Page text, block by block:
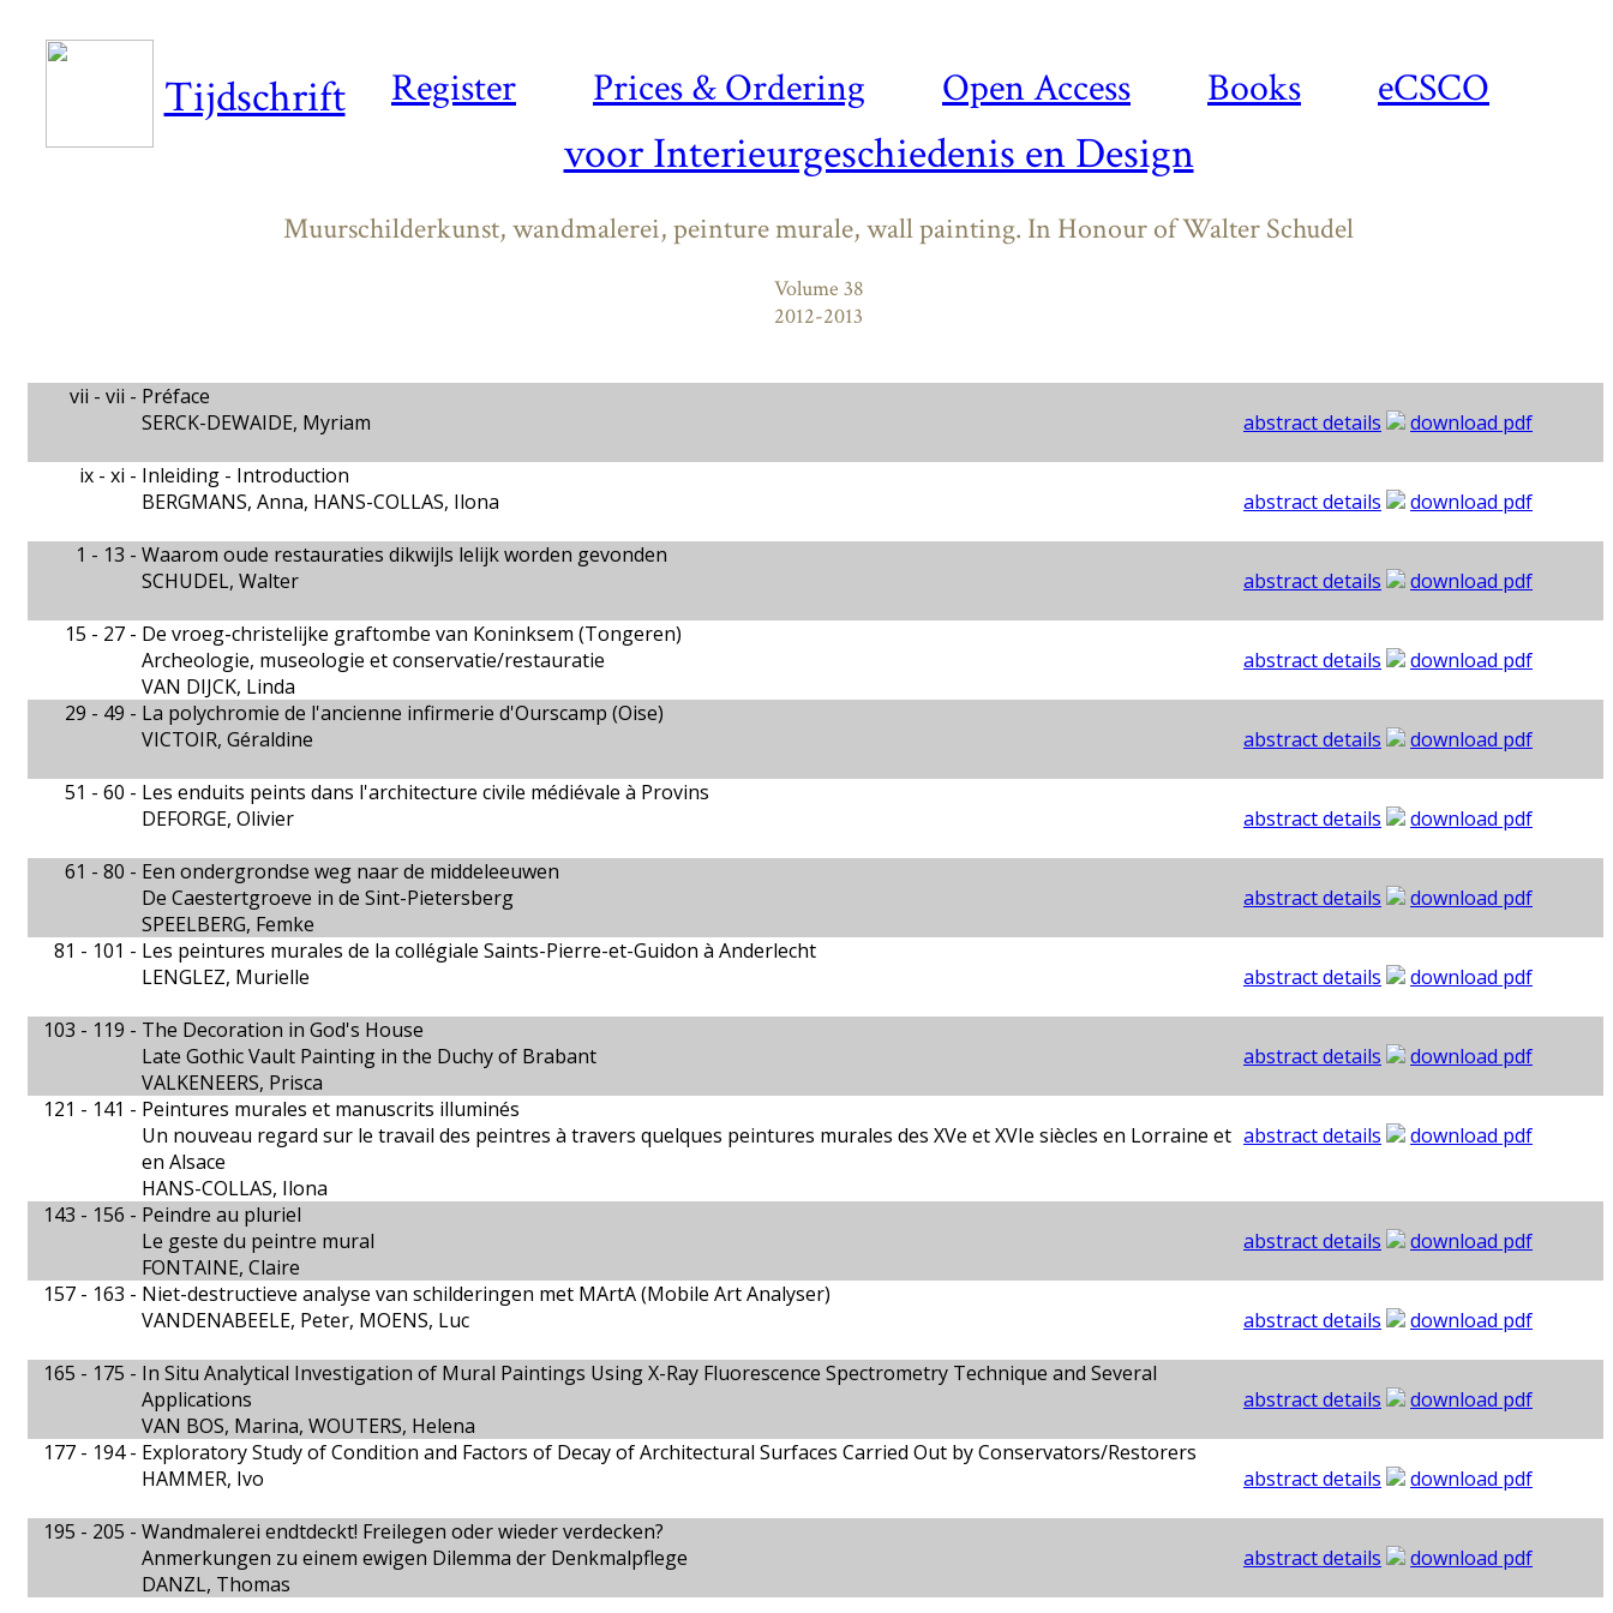
Register Prices & Ordering Open Access Books eCSCO
Tijdschrift
voor Interieurgeschiedenis en Design
Muurschilderkunst, wandmalerei, peinture murale, wall painting. In Honour of Walter Schudel
Volume 38
2012-2013
vii - vii - Préface
SERCK-DEWAIDE, Myriam
abstract details
download pdf
ix - xi - Inleiding - Introduction
BERGMANS, Anna, HANS-COLLAS, Ilona
abstract details
download pdf
1 - 13 - Waarom oude restauraties dikwijls lelijk worden gevonden
SCHUDEL, Walter
abstract details
download pdf
15 - 27 - De vroeg-christelijke graftombe van Koninksem (Tongeren)
Archeologie, museologie et conservatie/restauratie
VAN DIJCK, Linda
abstract details
download pdf
29 - 49 - La polychromie de l'ancienne infirmerie d'Ourscamp (Oise)
VICTOIR, Géraldine
abstract details
download pdf
51 - 60 - Les enduits peints dans l'architecture civile médiévale à Provins
DEFORGE, Olivier
abstract details
download pdf
61 - 80 - Een ondergrondse weg naar de middeleeuwen
De Caestertgroeve in de Sint-Pietersberg
SPEELBERG, Femke
abstract details
download pdf
81 - 101 - Les peintures murales de la collégiale Saints-Pierre-et-Guidon à Anderlecht
LENGLEZ, Murielle
abstract details
download pdf
103 - 119 - The Decoration in God's House
Late Gothic Vault Painting in the Duchy of Brabant
VALKENEERS, Prisca
abstract details
download pdf
121 - 141 - Peintures murales et manuscrits illuminés
Un nouveau regard sur le travail des peintres à travers quelques peintures murales des XVe et XVIe siècles en Lorraine et
en Alsace
HANS-COLLAS, Ilona
abstract details download pdf
143 - 156 - Peindre au pluriel
Le geste du peintre mural
FONTAINE, Claire
abstract details
download pdf
157 - 163 - Niet-destructieve analyse van schilderingen met MArtA (Mobile Art Analyser)
VANDENABEELE, Peter, MOENS, Luc
abstract details
download pdf
165 - 175 - In Situ Analytical Investigation of Mural Paintings Using X-Ray Fluorescence Spectrometry Technique and Several
Applications
VAN BOS, Marina, WOUTERS, Helena
abstract details
download pdf
177 - 194 - Exploratory Study of Condition and Factors of Decay of Architectural Surfaces Carried Out by Conservators/Restorers
HAMMER, Ivo
abstract details
download pdf
195 - 205 - Wandmalerei endtdeckt! Freilegen oder wieder verdecken?
Anmerkungen zu einem ewigen Dilemma der Denkmalpflege
DANZL, Thomas
abstract details download pdf